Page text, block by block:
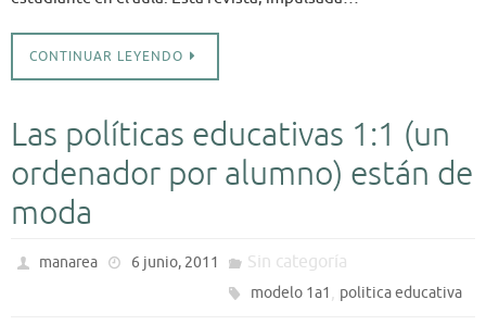
CONTINUAR LEYENDO
Las políticas educativas 1:1 (un
ordenador por alumno) están de
moda
manarea 6 junio, 2011 Sin categoría
modelo 1a1 , politica educativa